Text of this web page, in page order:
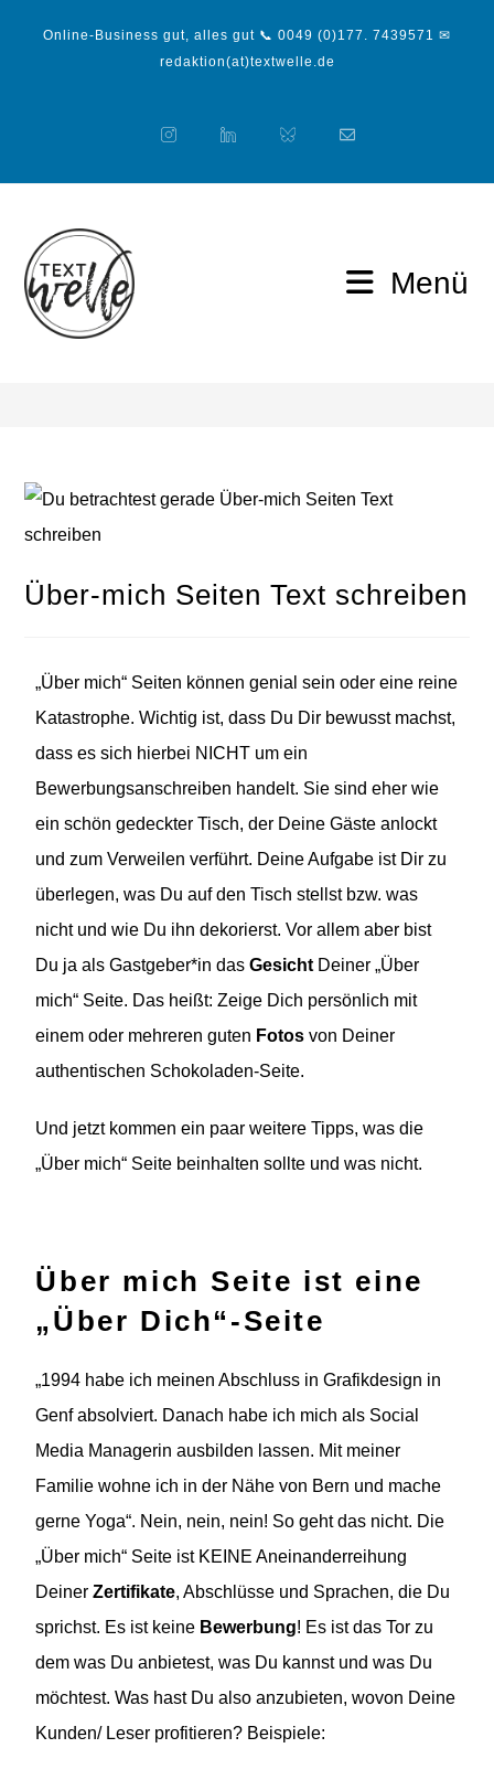
Online-Business gut, alles gut 📞 0049 (0)177. 7439571 ✉
redaktion(at)textwelle.de
Menü
Blog
Über-mich Seiten Text schreiben
„Über mich“ Seiten können genial sein oder eine reine
Katastrophe. Wichtig ist, dass Du Dir bewusst machst,
dass es sich hierbei NICHT um ein
Bewerbungsanschreiben handelt. Sie sind eher wie
ein schön gedeckter Tisch, der Deine Gäste anlockt
und zum Verweilen verführt. Deine Aufgabe ist Dir zu
überlegen, was Du auf den Tisch stellst bzw. was
nicht und wie Du ihn dekorierst. Vor allem aber bist
Du ja als Gastgeber*in dasGesicht Deiner „Über
mich“ Seite. Das heißt: Zeige Dich persönlich mit
einem oder mehreren guten Fotos von Deiner
authentischen Schokoladen-Seite.
Und jetzt kommen ein paar weitere Tipps, was die
„Über mich“ Seite beinhalten sollte und was nicht.
Über mich Seite ist eine
„Über Dich“-Seite
„1994 habe ich meinen Abschluss in Grafikdesign in
Genf absolviert. Danach habe ich mich als Social
Media Managerin ausbilden lassen. Mit meiner
Familie wohne ich in der Nähe von Bern und mache
gerne Yoga“. Nein, nein, nein! So geht das nicht. Die
„Über mich“ Seite ist KEINE Aneinanderreihung
DeinerZertifikate, Abschlüsse und Sprachen, die Du
sprichst. Es ist keine Bewerbung! Es ist das Tor zu
dem was Du anbietest, was Du kannst und was Du
möchtest. Was hast Du also anzubieten, wovon Deine
Kunden/ Leser profitieren? Beispiele: